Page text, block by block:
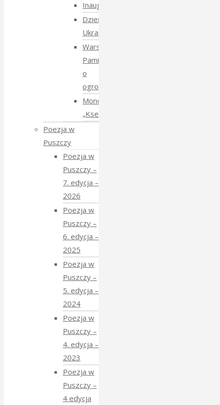
Inauguracja
Dzień
Ukraiński
Warsztaty:
Pamiętajmy
o
ogrodach
Monodram
„Ksenia”
Poezja w
Puszczy
Poezja w
Puszczy –
7. edycja –
2026
Poezja w
Puszczy –
6. edycja –
2025
Poezja w
Puszczy –
5. edycja –
2024
Poezja w
Puszczy –
4. edycja –
2023
Poezja w
Puszczy –
4 edycja